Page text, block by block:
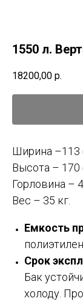
1550 л.
18200,00 р.
Ширина –113
Высота – 170
Горловина –
Вес – 35 кг.
Емкость
Срок
Бак
холоду.